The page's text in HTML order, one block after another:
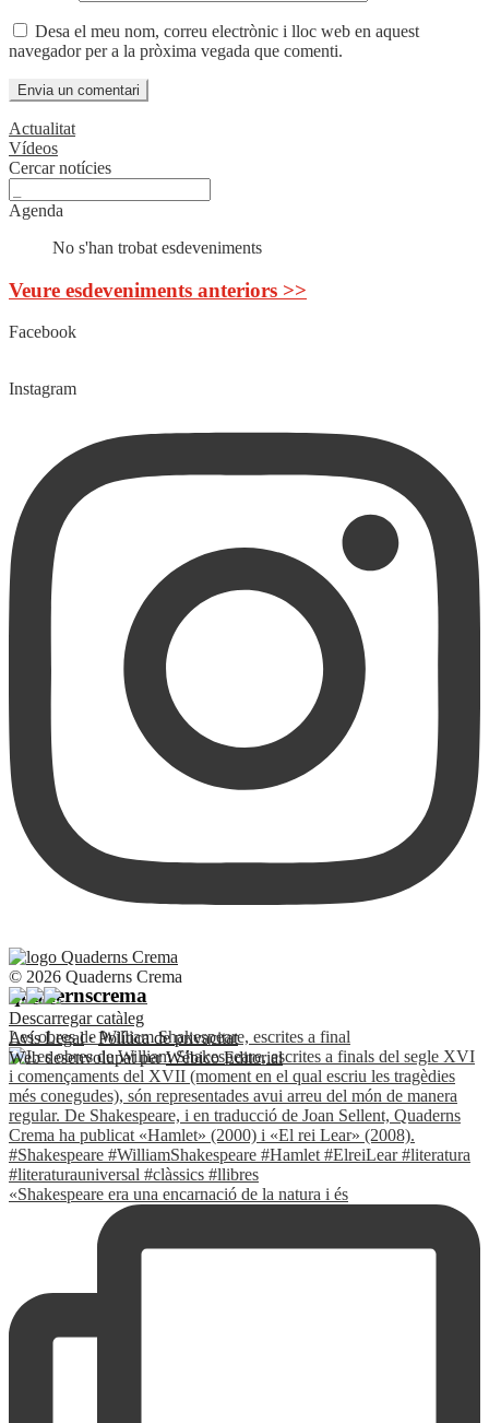
Desa el meu nom, correu electrònic i lloc web en aquest
navegador per a la pròxima vegada que comenti.
Actualitat
Vídeos
Cercar notícies
Agenda
No s'han trobat esdeveniments
Veure esdeveniments anteriors >>
Facebook
Instagram
quadernscrema
Les obres de William Shakespeare, escrites a final
«Shakespeare era una encarnació de la natura i és
© 2026 Quaderns Crema
Descarregar catàleg
Avís Legal·Política de privacitat
Web desenvolupat perWébico Editorial